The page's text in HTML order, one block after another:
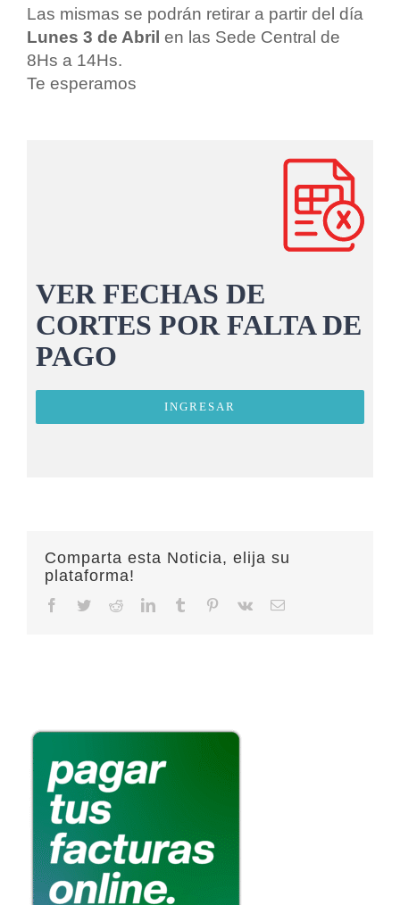
Las mismas se podrán retirar a partir del día
Lunes 3 de Abril en las Sede Central de
8Hs a 14Hs.
Te esperamos
VER FECHAS DE
CORTES POR FALTA DE
PAGO
INGRESAR
Comparta esta Noticia, elija su
plataforma!
Facebook
TwitterRedditLinkedInTumblr Pinterest
Vk Email